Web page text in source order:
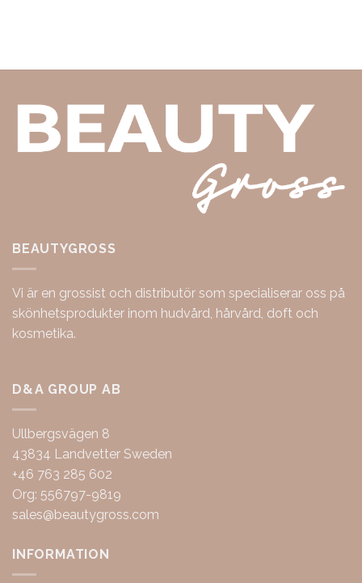
BEAUTYGROSS
Vi är en grossist och distributör som specialiserar oss på
skönhetsprodukter inom hudvård, hårvård, doft och
kosmetika.
D&A GROUP AB
Ullbergsvägen 8
43834 Landvetter Sweden
+46 763 285 602
Org: 556797-9819
sales@beautygross.com
INFORMATION